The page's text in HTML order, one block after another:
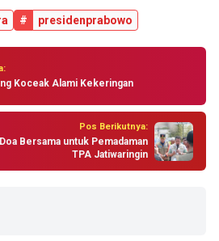
# presidenprabowo
Koceak Alami Kekeringan
Pos Berikutnya:
Bersama untuk Pemadaman
TPA Jatiwaringin